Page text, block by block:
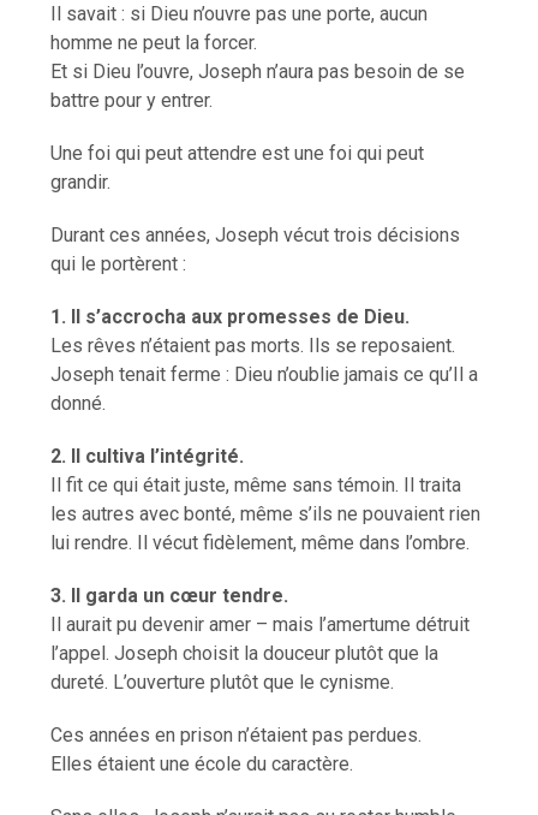
Il savait : si Dieu n’ouvre pas une porte, aucun
homme ne peut la forcer.
Et si Dieu l’ouvre, Joseph n’aura pas besoin de se
battre pour y entrer.
Une foi qui peut attendre est une foi qui peut
grandir.
Durant ces années, Joseph vécut trois décisions
qui le portèrent :
1. Il s’accrocha aux promesses de Dieu.
Les rêves n’étaient pas morts. Ils se reposaient.
Joseph tenait ferme : Dieu n’oublie jamais ce qu’Il a
donné.
2. Il cultiva l’intégrité.
Il fit ce qui était juste, même sans témoin. Il traita
les autres avec bonté, même s’ils ne pouvaient rien
lui rendre. Il vécut fidèlement, même dans l’ombre.
3. Il garda un cœur tendre.
Il aurait pu devenir amer – mais l’amertume détruit
l’appel. Joseph choisit la douceur plutôt que la
dureté. L’ouverture plutôt que le cynisme.
Ces années en prison n’étaient pas perdues.
Elles étaient une école du caractère.